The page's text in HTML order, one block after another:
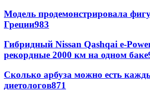
Модель продемонстрировала
Греции983
Гибридный Nissan Qashqai e-
рекордные 2000 км на одном баке
Сколько арбуза можно есть
диетологов871